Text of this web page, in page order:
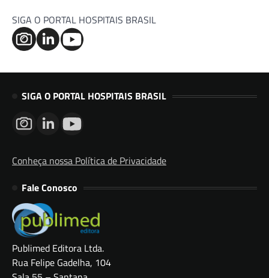
SIGA O PORTAL HOSPITAIS BRASIL
SIGA O PORTAL HOSPITAIS BRASIL
Conheça nossa Política de Privacidade
Fale Conosco
Publimed Editora Ltda.
Rua Felipe Gadelha, 104